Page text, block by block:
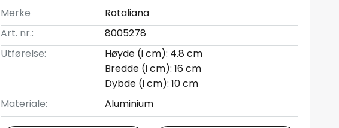
Merke
Rotaliana
Art. nr.:
8005278
Utførelse:
Høyde (i cm): 4.8 cm
Bredde (i cm): 16 cm
Dybde (i cm): 10 cm
Materiale:
Aluminium